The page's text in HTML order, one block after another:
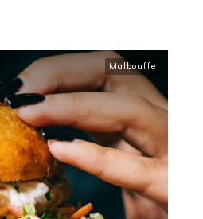
Malbouffe